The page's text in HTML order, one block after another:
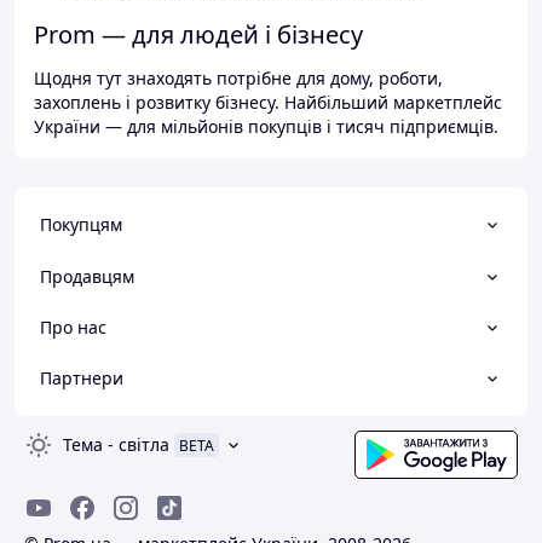
Prom — для людей і бізнесу
Щодня тут знаходять потрібне для дому, роботи,
захоплень і розвитку бізнесу. Найбільший маркетплейс
України — для мільйонів покупців і тисяч підприємців.
Покупцям
Продавцям
Про нас
Партнери
Тема - світла BETA